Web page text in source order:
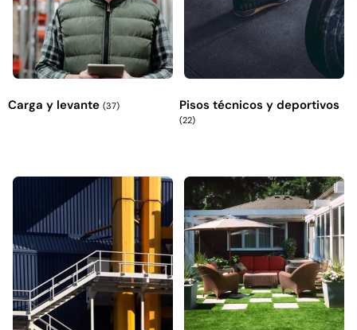
Carga y levante (37) Pisos técnicos y deportivos
(22)